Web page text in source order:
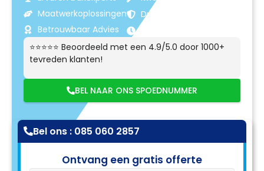
Maatwerkoplossingen
Betrouwbaar Advies
Duurzame Resultaten
⭐⭐⭐⭐⭐ Beoordeeld met een 4.9/5.0 door 1000+
tevreden klanten!
BEL NAAR ONS SPOEDNUMMER
Bel ons : 085 060 2857
Ontvang een gratis offerte